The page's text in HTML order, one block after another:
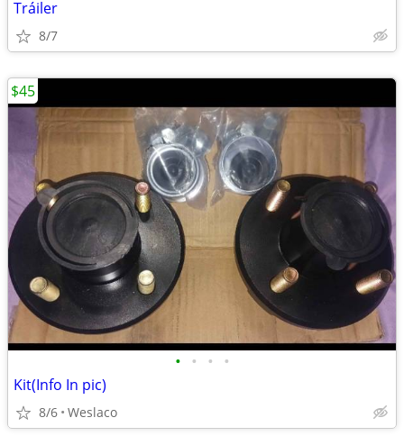
Tráiler
8/7
• • • •
Kit(Info In pic)
8/6 Weslaco
$45